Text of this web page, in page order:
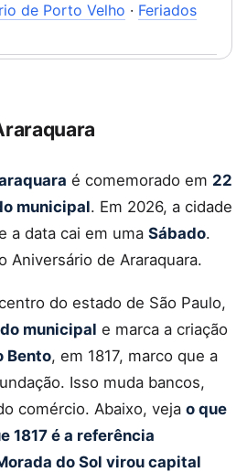
de Porto Velho · Feriados
é comemorado em 22
municipal. Em 2026, a cidade
a data cai em uma Sábado.
Aniversário de Araraquara.
do estado de São Paulo,
municipal e marca a criação
Bento, em 1817, marco que a
Isso muda bancos,
comércio. Abaixo, veja o que
1817 é a referência
do Sol virou capital